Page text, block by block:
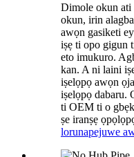
Dimole okun
okun, irin
awọn gasiketi
iṣẹ ti opo gigun
eto imukuro.
kan. A ni laini
iṣelọpọ awọn
iṣelọpọ dabaru.
ti OEM ti o
ṣe iranṣẹ
lorunapejuwe